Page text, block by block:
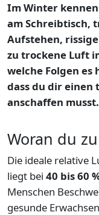
Im Winter
am Schreibtisch,
Aufstehen,
zu trockene Luft
welche Folgen
dass du dir
anschaffen musst.
Woran du
Die ideale relative
liegt bei 40 bis 60
Menschen
gesunde